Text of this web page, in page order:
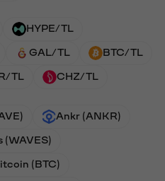
HYPE/TL
GAL/TL BTC/TL
TL CHZ/TL
Ankr (ANKR)
(WAVES)
(BTC)